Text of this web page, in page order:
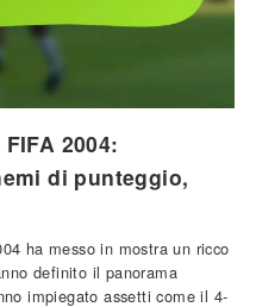
2004:
di punteggio,
ha messo in mostra un ricco
definito il panorama
impiegato assetti come il 4-